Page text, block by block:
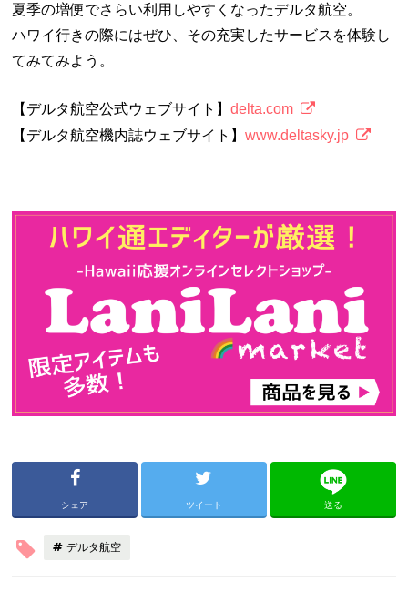
夏季の増便でさらい利用しやすくなったデルタ航空。
ハワイ行きの際にはぜひ、その充実したサービスを体験し
てみてみよう。
【デルタ航空公式ウェブサイト】delta.com
【デルタ航空機内誌ウェブサイト】www.deltasky.jp
シェア ツイート 送る
デルタ航空